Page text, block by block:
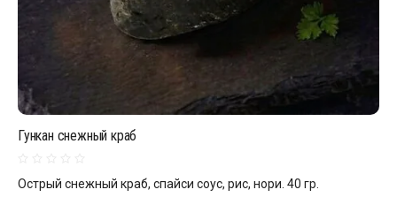
Гункан снежный краб
Острый снежный краб, спайси соус, рис, нори. 40 гр.